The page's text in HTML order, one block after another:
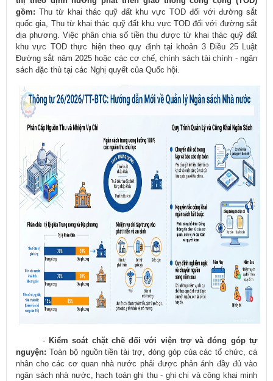
gồm: Thu từ khai thác quỹ đất khu vực TOD đối với đường sắt
quốc gia, Thu từ khai thác quỹ đất khu vực TOD đối với đường sắt
địa phương. Việc phân chia số tiền thu được từ khai thác quỹ đất
khu vực TOD thực hiện theo quy định tại khoản 3 Điều 25 Luật
Đường sắt năm 2025 hoặc các cơ chế, chính sách tài chính - ngân
sách đặc thù tại các Nghị quyết của Quốc hội.
-Kiểm soát chặt chẽ đối với viện trợ và đóng góp tự
nguyện: Toàn bộ nguồn tiền tài trợ, đóng góp của các tổ chức, cá
nhân cho các cơ quan nhà nước phải được phản ánh đầy đủ vào
ngân sách nhà nước, hạch toán ghi thu - ghi chi và công khai minh